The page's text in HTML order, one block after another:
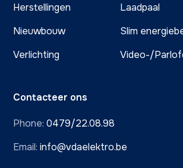
Herstellingen
Laadpaal
Nieuwbouw
Slim
Verlichting
Video-/
Contacteer ons
Phone:0479/22.08.98
Email:info@vdaelektro.be